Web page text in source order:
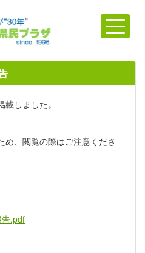
しました。
、閲覧の際はご注意くださ
.pdf